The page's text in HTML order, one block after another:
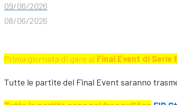
09/06/2026
08/06/2026
Prima giornata di gare al Final Event di Serie
Tutte le partite del Final Event saranno